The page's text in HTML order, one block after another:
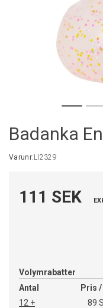
Badanka
Varunr:LI2329
111 SEK
Volymrabatter
Antal
Pris
12 +
89